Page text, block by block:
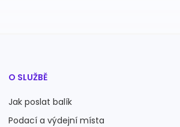
O SLUŽBĚ
Jak poslat balík
Podací a výdejní místa